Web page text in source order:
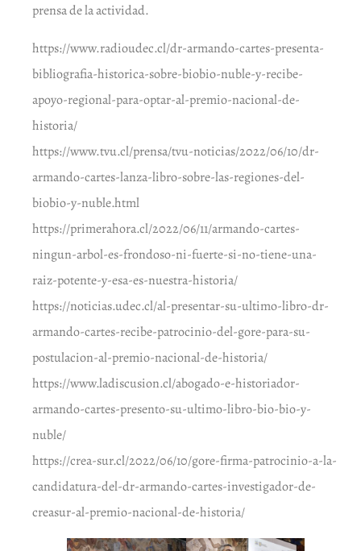
prensa de la actividad.
https://www.radioudec.cl/dr-armando-cartes-presenta-
bibliografia-historica-sobre-biobio-nuble-y-recibe-
apoyo-regional-para-optar-al-premio-nacional-de-
historia/
https://www.tvu.cl/prensa/tvu-noticias/2022/06/10/dr-
armando-cartes-lanza-libro-sobre-las-regiones-del-
biobio-y-nuble.html
https://primerahora.cl/2022/06/11/armando-cartes-
ningun-arbol-es-frondoso-ni-fuerte-si-no-tiene-una-
raiz-potente-y-esa-es-nuestra-historia/
https://noticias.udec.cl/al-presentar-su-ultimo-libro-dr-
armando-cartes-recibe-patrocinio-del-gore-para-su-
postulacion-al-premio-nacional-de-historia/
https://www.ladiscusion.cl/abogado-e-historiador-
armando-cartes-presento-su-ultimo-libro-bio-bio-y-
nuble/
https://crea-sur.cl/2022/06/10/gore-firma-patrocinio-a-la-
candidatura-del-dr-armando-cartes-investigador-de-
creasur-al-premio-nacional-de-historia/